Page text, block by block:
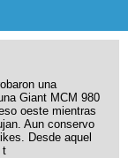
una
Giant MCM 980
oeste mientras
Aun conservo
Desde aquel
t